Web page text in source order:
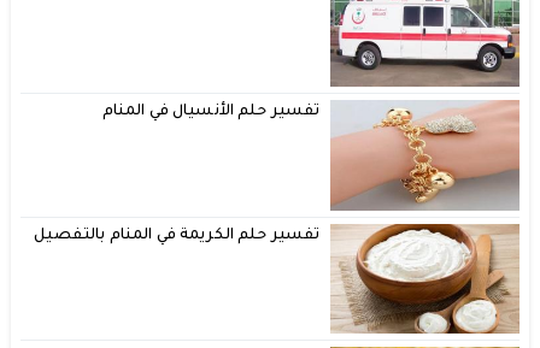
تفسير حلم الأنسيال في المنام
تفسير حلم الكريمة في المنام بالتفصيل